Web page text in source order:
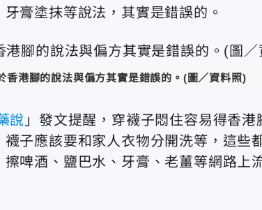
膏塗抹等說法，其實是錯誤的。
香港腳的說法與偏方其實是錯誤的。(圖／資料照)
說 」發文提醒，穿襪子悶住容易得香港
子應該要和家人衣物分開洗等，這些
啤酒、鹽巴水、牙膏、老薑等網路上